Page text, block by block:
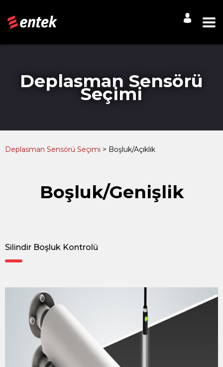
Deplasman Sensörü
Seçimi
Deplasman Sensörü Seçimi > Boşluk/Açıklık
Boşluk/Genişlik
Silindir Boşluk Kontrolü